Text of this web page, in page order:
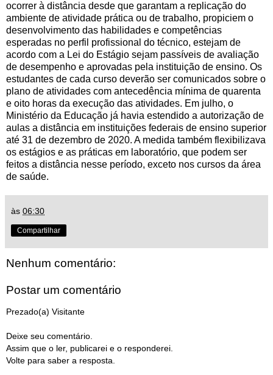
ocorrer à distância desde que garantam a replicação do
ambiente de atividade prática ou de trabalho, propiciem o
desenvolvimento das habilidades e competências
esperadas no perfil profissional do técnico, estejam de
acordo com a Lei do Estágio sejam passíveis de avaliação
de desempenho e aprovadas pela instituição de ensino. Os
estudantes de cada curso deverão ser comunicados sobre o
plano de atividades com antecedência mínima de quarenta
e oito horas da execução das atividades. Em julho, o
Ministério da Educação já havia estendido a autorização de
aulas a distância em instituições federais de ensino superior
até 31 de dezembro de 2020. A medida também flexibilizava
os estágios e as práticas em laboratório, que podem ser
feitos a distância nesse período, exceto nos cursos da área
de saúde.
às 06:30
Compartilhar
Nenhum comentário:
Postar um comentário
Prezado(a) Visitante
Deixe seu comentário.
Assim que o ler, publicarei e o responderei.
Volte para saber a resposta.